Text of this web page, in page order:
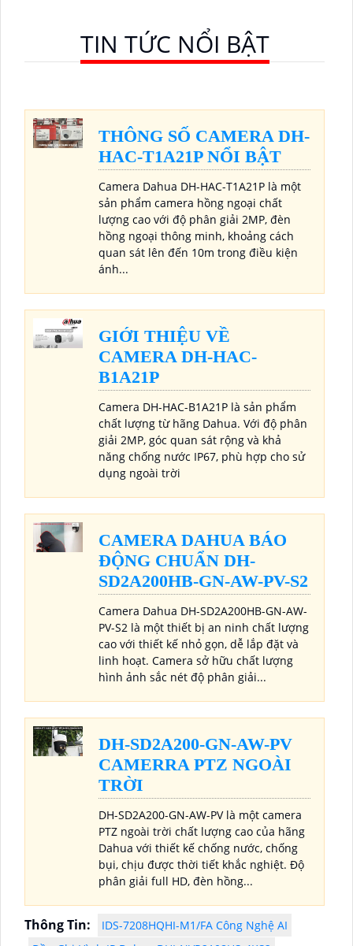
TIN TỨC NỔI BẬT
THÔNG SỐ CAMERA DH-
HAC-T1A21P NỔI BẬT
Camera Dahua DH-HAC-T1A21P là một
sản phẩm camera hồng ngoại chất
lượng cao với độ phân giải 2MP, đèn
hồng ngoại thông minh, khoảng cách
quan sát lên đến 10m trong điều kiện
ánh...
GIỚI THIỆU VỀ
CAMERA DH-HAC-
B1A21P
Camera DH-HAC-B1A21P là sản phẩm
chất lượng từ hãng Dahua. Với độ phân
giải 2MP, góc quan sát rộng và khả
năng chống nước IP67, phù hợp cho sử
dụng ngoài trời
CAMERA DAHUA BÁO
ĐỘNG CHUẨN DH-
SD2A200HB-GN-AW-PV-S2
Camera Dahua DH-SD2A200HB-GN-AW-
PV-S2 là một thiết bị an ninh chất lượng
cao với thiết kế nhỏ gọn, dễ lắp đặt và
linh hoạt. Camera sở hữu chất lượng
hình ảnh sắc nét độ phân giải...
DH-SD2A200-GN-AW-PV
CAMERRA PTZ NGOÀI
TRỜI
DH-SD2A200-GN-AW-PV là một camera
PTZ ngoài trời chất lượng cao của hãng
Dahua với thiết kế chống nước, chống
bụi, chịu được thời tiết khắc nghiệt. Độ
phân giải full HD, đèn hồng...
Thông Tin:
IDS-7208HQHI-M1/FA Công Nghệ AI